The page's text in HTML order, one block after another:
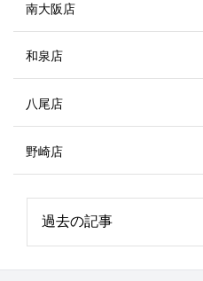
南大阪店
和泉店
八尾店
野崎店